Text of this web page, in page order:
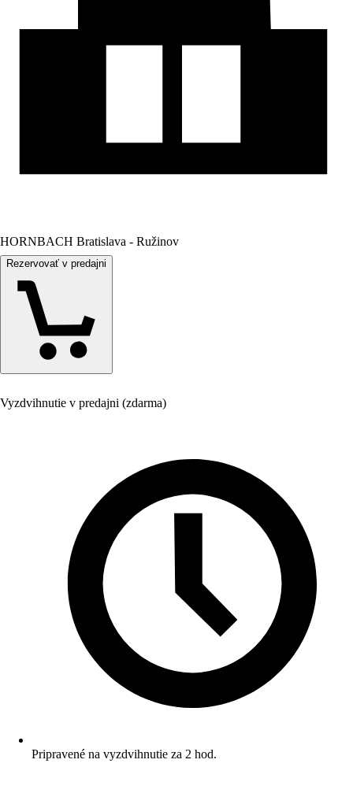
HORNBACH Bratislava - Ružinov
Rezervovať v predajni
Vyzdvihnutie v predajni (zdarma)
Pripravené na vyzdvihnutie za 2 hod.